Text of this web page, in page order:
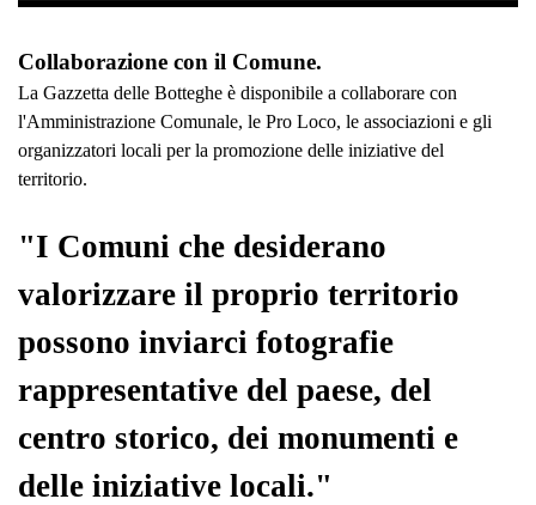
Collaborazione con il Comune.
La Gazzetta delle Botteghe è disponibile a collaborare con
l'Amministrazione Comunale, le Pro Loco, le associazioni e gli
organizzatori locali per la promozione delle iniziative del
territorio.
"I Comuni che desiderano
valorizzare il proprio territorio
possono inviarci fotografie
rappresentative del paese, del
centro storico, dei monumenti e
delle iniziative locali."